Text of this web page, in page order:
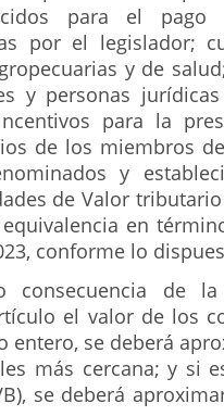
para el pago
por el legislador;
y de
y personas
para la
de los miembros
y
de Valor tributario
en
conforme lo
consecuencia de
el valor de los
entero, se deberá
más cercana; y si
se deberá